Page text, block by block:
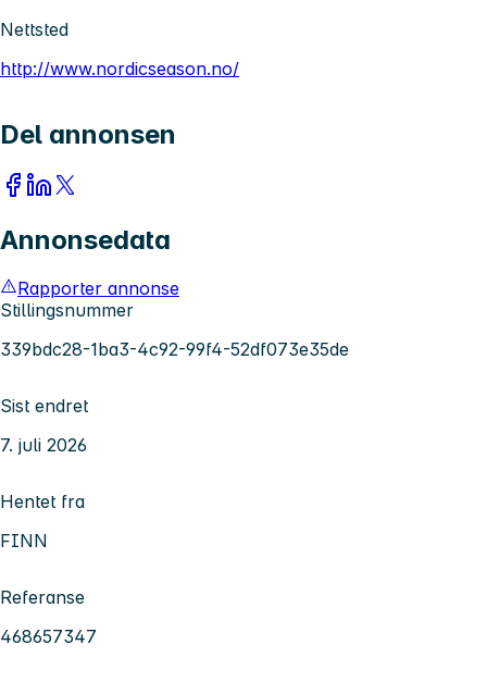
Nettsted
http://www.nordicseason.no/
Del annonsen
Annonsedata
Rapporter annonse
Stillingsnummer
339bdc28-1ba3-4c92-99f4-52df073e35de
Sist endret
7. juli 2026
Hentet fra
FINN
Referanse
468657347